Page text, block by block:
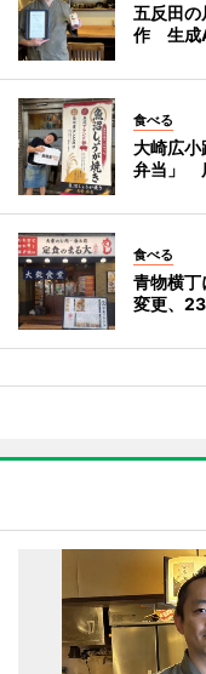
五反田の
作 生成
食べる
大崎広小
弁当」
食べる
青物横
変更、